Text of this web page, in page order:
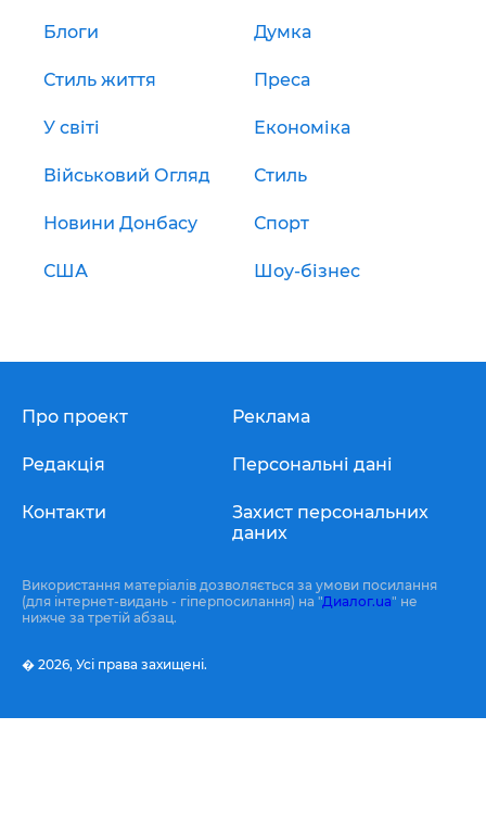
Блоги Думка
Стиль життя Преса
У світі Економіка
Військовий Огляд Стиль
Новини Донбасу Спорт
США Шоу-бізнес
Про проект
Редакція
Контакти
Реклама
Персональні дані
Захист персональних
даних
Використання матеріалів дозволяється за умови посилання
(для інтернет-видань - гіперпосилання) на "Диалог.ua" не
нижче за третій абзац.
� 2026, Усі права захищені.